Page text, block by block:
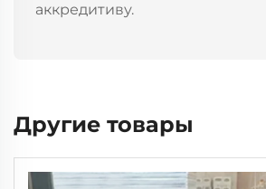
аккредитиву.
Другие товары